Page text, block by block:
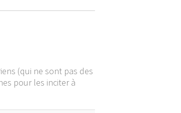
(qui ne sont pas des
pour les inciter à